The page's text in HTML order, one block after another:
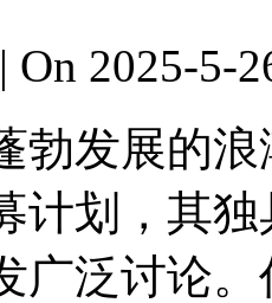
| On 2025-5-
勃发展的
计划，其
广泛讨论